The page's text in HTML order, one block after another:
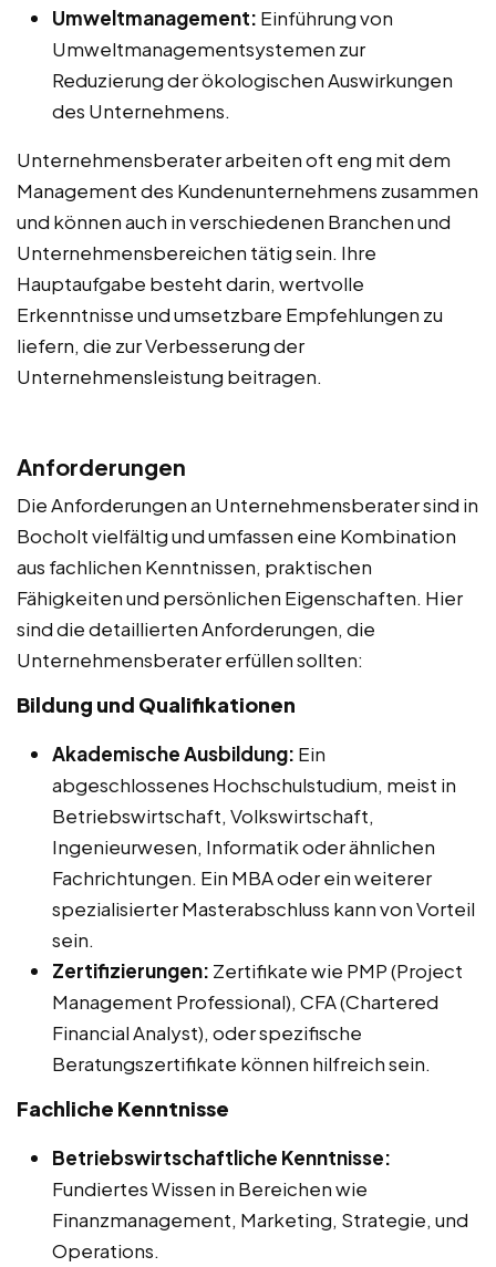
Umweltmanagement: Einführung von
Umweltmanagementsystemen zur
Reduzierung der ökologischen Auswirkungen
des Unternehmens.
Unternehmensberater arbeiten oft eng mit dem
Management des Kundenunternehmens zusammen
und können auch in verschiedenen Branchen und
Unternehmensbereichen tätig sein. Ihre
Hauptaufgabe besteht darin, wertvolle
Erkenntnisse und umsetzbare Empfehlungen zu
liefern, die zur Verbesserung der
Unternehmensleistung beitragen.
Anforderungen
Die Anforderungen an Unternehmensberater sind in
Bocholt vielfältig und umfassen eine Kombination
aus fachlichen Kenntnissen, praktischen
Fähigkeiten und persönlichen Eigenschaften. Hier
sind die detaillierten Anforderungen, die
Unternehmensberater erfüllen sollten:
Bildung und Qualifikationen
Akademische Ausbildung: Ein
abgeschlossenes Hochschulstudium, meist in
Betriebswirtschaft, Volkswirtschaft,
Ingenieurwesen, Informatik oder ähnlichen
Fachrichtungen. Ein MBA oder ein weiterer
spezialisierter Masterabschluss kann von Vorteil
sein.
Zertifizierungen: Zertifikate wie PMP (Project
Management Professional), CFA (Chartered
Financial Analyst), oder spezifische
Beratungszertifikate können hilfreich sein.
Fachliche Kenntnisse
Betriebswirtschaftliche Kenntnisse:
Fundiertes Wissen in Bereichen wie
Finanzmanagement, Marketing, Strategie, und
Operations.